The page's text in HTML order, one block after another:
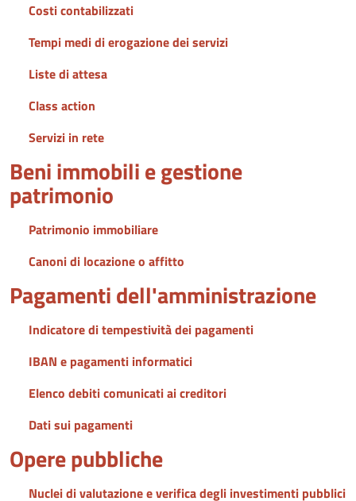
Costi contabilizzati
Tempi medi di erogazione dei servizi
Liste di attesa
Class action
Servizi in rete
Beni immobili e gestione
patrimonio
Patrimonio immobiliare
Canoni di locazione o affitto
Pagamenti dell'amministrazione
Indicatore di tempestività dei pagamenti
IBAN e pagamenti informatici
Elenco debiti comunicati ai creditori
Dati sui pagamenti
Opere pubbliche
Nuclei di valutazione e verifica degli investimenti pubblici